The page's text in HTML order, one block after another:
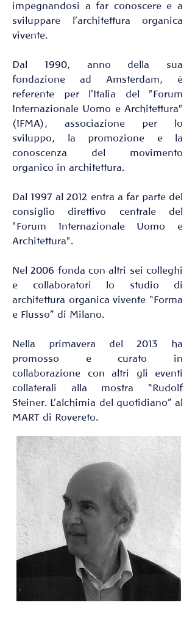
impegnandosi a far conoscere e a
sviluppare l'architettura organica
vivente.
Dal 1990, anno della sua
fondazione ad Amsterdam, è
referente per l'Italia del "Forum
Internazionale Uomo e Architettura"
(IFMA), associazione per lo
sviluppo, la promozione e la
conoscenza del movimento
organico in architettura.
Dal 1997 al 2012 entra a far parte del
consiglio direttivo centrale del
"Forum Internazionale Uomo e
Architettura".
Nel 2006 fonda con altri sei colleghi
e collaboratori lo studio di
architettura organica vivente “Forma
e Flusso” di Milano.
Nella primavera del 2013 ha
promosso e curato in
collaborazione con altri gli eventi
collaterali alla mostra “Rudolf
Steiner. L’alchimia del quotidiano” al
MART di Rovereto.